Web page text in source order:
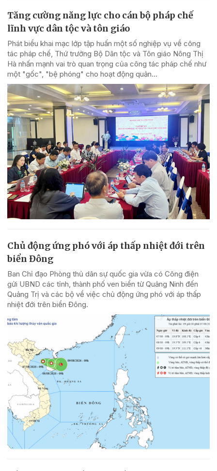
Tăng cường năng lực cho cán bộ pháp chế
lĩnh vực dân tộc và tôn giáo
Phát biểu khai mạc lớp tập huấn một số nghiệp vụ về công
tác pháp chế, Thứ trưởng Bộ Dân tộc và Tôn giáo Nông Thị
Hà nhấn mạnh vai trò quan trọng của công tác pháp chế như
một "gốc", "bệ phóng" cho hoạt động quản...
Chủ động ứng phó với áp thấp nhiệt đới trên
biển Đông
Ban Chỉ đạo Phòng thủ dân sự quốc gia vừa có Công điện
gửi UBND các tỉnh, thành phố ven biển từ Quảng Ninh đến
Quảng Trị và các bộ về việc chủ động ứng phó với áp thấp
nhiệt đới trên biển Đông.